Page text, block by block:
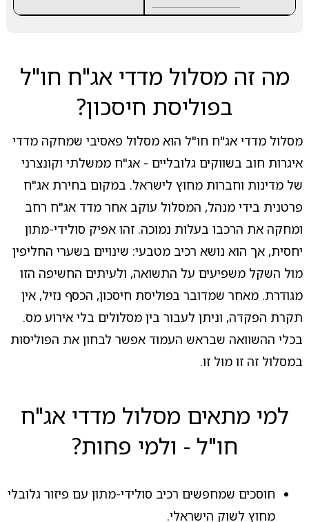
מה זה מסלול מדדי אג"ח חו"ל
בפוליסת חיסכון?
מסלול מדדי אג"ח חו"ל הוא מסלול פאסיבי שמחקה מדדי
איגרות חוב בשווקים גלובליים - אג"ח ממשלתי וקונצרני
של מדינות וחברות מחוץ לישראל. במקום בחירת אג"ח
פרטנית בידי מנהל, המסלול עוקב אחר מדד אג"ח רחב
ומחקה את הרכבו בעלות נמוכה. זהו אפיק סולידי-מתון
יחסית, אך הוא נושא רכיב מטבעי: שינויים בשערי החליפין
מול השקל משפיעים על התשואה, ולעיתים החשיפה הזו
מגודרת. מאחר שמדובר בפוליסת חיסכון, הכסף נזיל, אין
תקרת הפקדה, וניתן לעבור בין מסלולים בלי אירוע מס.
בכלי ההשוואה שבראש העמוד אפשר לבחון את הפוליסות
במסלול זה זו מול זו.
למי מתאים מסלול מדדי אג"ח
חו"ל - ולמי פחות?
חוסכים שמחפשים רכיב סולידי-מתון עם פיזור גלובלי
מחוץ לשוק הישראלי.